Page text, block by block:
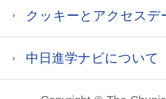
クッキーとアクセスデ
中日進学ナビについて